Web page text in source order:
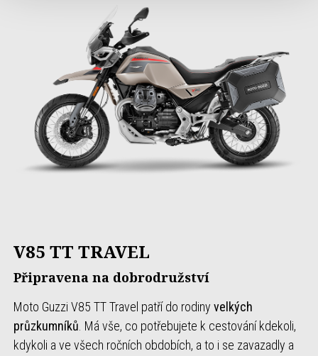
V85 TT TRAVEL
Připravena na dobrodružství
Moto Guzzi V85 TT Travel patří do rodiny velkých
průzkumníků. Má vše, co potřebujete k cestování kdekoli,
kdykoli a ve všech ročních obdobích, a to i se zavazadly a